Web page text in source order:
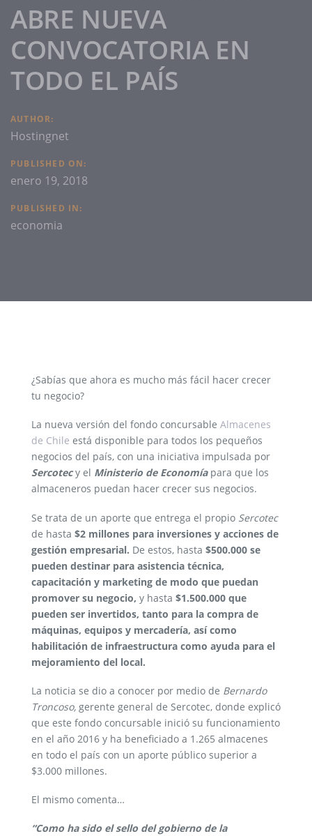
ABRE NUEVA
CONVOCATORIA EN
TODO EL PAÍS
AUTHOR:
Hostingnet
PUBLISHED ON:
enero 19, 2018
PUBLISHED IN:
economia
¿Sabías que ahora es mucho más fácil hacer crecer
tu negocio?
La nueva versión del fondo concursable Almacenes
de Chile está disponible para todos los pequeños
negocios del país, con una iniciativa impulsada por
Sercotecy el Ministerio de Economíapara que los
almaceneros puedan hacer crecer sus negocios.
Se trata de un aporte que entrega el propio Sercotec
de hasta $2 millones para inversiones y acciones de
gestión empresarial. De estos, hasta $500.000 se
pueden destinar para asistencia técnica,
capacitación y marketing de modo que puedan
promover su negocio, y hasta $1.500.000 que
pueden ser invertidos, tanto para la compra de
máquinas, equipos y mercadería, así como
habilitación de infraestructura como ayuda para el
mejoramiento del local.
La noticia se dio a conocer por medio de Bernardo
Troncoso, gerente general de Sercotec, donde explicó
que este fondo concursable inició su funcionamiento
en el año 2016 y ha beneficiado a 1.265 almacenes
en todo el país con un aporte público superior a
$3.000 millones.
El mismo comenta…
“Como ha sido el sello del gobierno de la
Post
navigation